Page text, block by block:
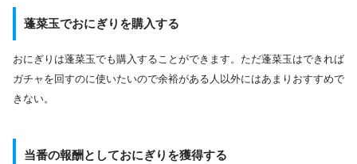
蓬菜玉でおにぎりを購入する
おにぎりは蓬菜玉でも購入することができます。ただ蓬菜玉はできれば
ガチャを回すのに使いたいので余裕がある人以外にはあまりおすすめで
きない。
当番の報酬としておにぎりを獲得する